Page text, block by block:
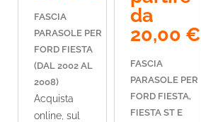
FASCIA
PARASOLE PER
FORD FIESTA
(DAL 2002 AL
2008)
Acquista
online, sul
FASCIA
PARASOLE PER
FORD FIESTA,
FIESTA ST E
da
20,00 €